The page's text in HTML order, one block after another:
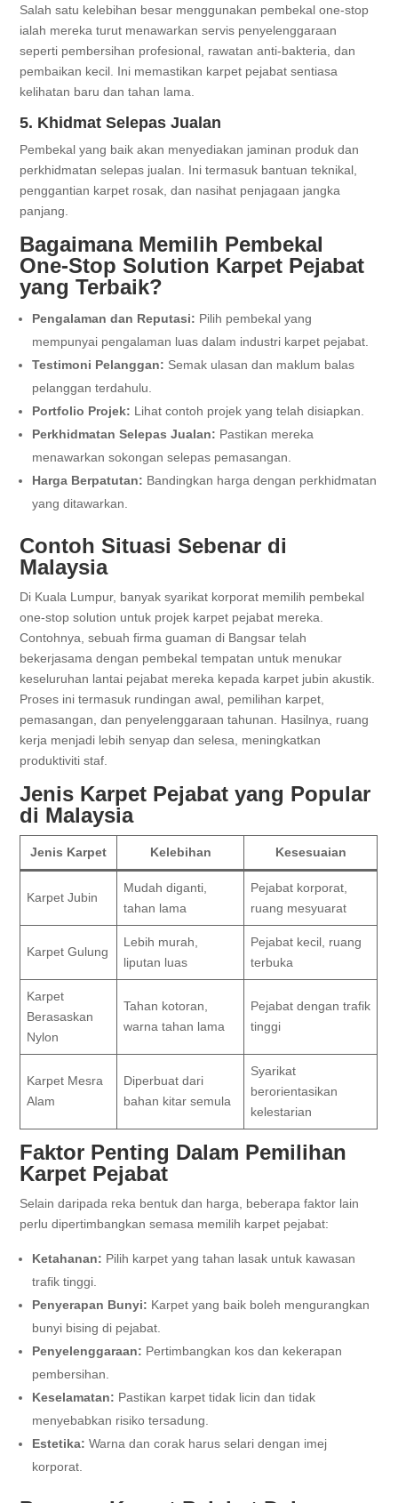
Salah satu kelebihan besar menggunakan pembekal one-stop
ialah mereka turut menawarkan servis penyelenggaraan
seperti pembersihan profesional, rawatan anti-bakteria, dan
pembaikan kecil. Ini memastikan karpet pejabat sentiasa
kelihatan baru dan tahan lama.
5. Khidmat Selepas Jualan
Pembekal yang baik akan menyediakan jaminan produk dan
perkhidmatan selepas jualan. Ini termasuk bantuan teknikal,
penggantian karpet rosak, dan nasihat penjagaan jangka
panjang.
Bagaimana Memilih Pembekal
One-Stop Solution Karpet Pejabat
yang Terbaik?
Pengalaman dan Reputasi: Pilih pembekal yang
mempunyai pengalaman luas dalam industri karpet pejabat.
Testimoni Pelanggan: Semak ulasan dan maklum balas
pelanggan terdahulu.
Portfolio Projek: Lihat contoh projek yang telah disiapkan.
Perkhidmatan Selepas Jualan: Pastikan mereka
menawarkan sokongan selepas pemasangan.
Harga Berpatutan: Bandingkan harga dengan perkhidmatan
yang ditawarkan.
Contoh Situasi Sebenar di
Malaysia
Di Kuala Lumpur, banyak syarikat korporat memilih pembekal
one-stop solution untuk projek karpet pejabat mereka.
Contohnya, sebuah firma guaman di Bangsar telah
bekerjasama dengan pembekal tempatan untuk menukar
keseluruhan lantai pejabat mereka kepada karpet jubin akustik.
Proses ini termasuk rundingan awal, pemilihan karpet,
pemasangan, dan penyelenggaraan tahunan. Hasilnya, ruang
kerja menjadi lebih senyap dan selesa, meningkatkan
produktiviti staf.
Jenis Karpet Pejabat yang Popular
di Malaysia
Jenis Karpet Kelebihan Kesesuaian
Karpet Jubin
Mudah diganti,
tahan lama
Pejabat korporat,
ruang mesyuarat
Karpet Gulung
Lebih murah,
liputan luas
Pejabat kecil, ruang
terbuka
Karpet
Berasaskan
Nylon
Tahan kotoran,
warna tahan lama
Pejabat dengan trafik
tinggi
Karpet Mesra
Alam
Diperbuat dari
bahan kitar semula
Syarikat
berorientasikan
kelestarian
Faktor Penting Dalam Pemilihan
Karpet Pejabat
Selain daripada reka bentuk dan harga, beberapa faktor lain
perlu dipertimbangkan semasa memilih karpet pejabat:
Ketahanan: Pilih karpet yang tahan lasak untuk kawasan
trafik tinggi.
Penyerapan Bunyi: Karpet yang baik boleh mengurangkan
bunyi bising di pejabat.
Penyelenggaraan: Pertimbangkan kos dan kekerapan
pembersihan.
Keselamatan: Pastikan karpet tidak licin dan tidak
menyebabkan risiko tersadung.
Estetika: Warna dan corak harus selari dengan imej
korporat.